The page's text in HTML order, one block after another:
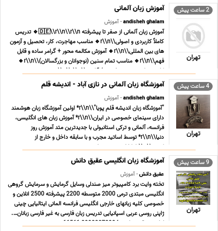
2 ساعت پیش
تهران
آموزش زبان آلمانی
andisheh ghalam- آموزش
آموزش زبان آلمانی از صفر تا پیشرفته 🇩🇪\\r\\n\\r\\n🔹 تدریس
کاملاً کاربردی و اصولی\\r\\n🔹 مناسب مهاجرت، کار، تحصیل و آزمون
های بین المللی\\r\\n🔹 آموزش مکالمه محور + گرامر ساده و قابل
فهم\\r\\n🔹 مناسب تمام سنین (نوجوانان و بزرگسالان)\\r\\n🔹
کلاس ها به صورت حضوری / آنلاین\\r\\n\\r\\n ... ...
4 ساعت پیش
تهران
آموزشگاه زبان آلمانی در نازی آباد - اندیشه قلم
andisheh ghalam- آموزش
"آموزشگاه زبان اندیشه قلم پویا"\\r\\n* اولین آموزشگاه زبان هوشمند
دارای سینمای خصوصی در ایران\\r\\n* آموزش زبان های انگلیسی،
فرانسه، آلمانی و ترکی استانبولی با جدیدترین متد آموزش روز
دنیا\\r\\n* توسط اساتید مجرب و با سابقه داخل و خارج از
کشور\\r\\nامکانات مجموعه اندیشه ... ...
9 ساعت پیش
تهران
آموزشگاه زبان انگلیسی عقیق دانش
عقیق دانش- آموزش
تخته وایت برد کامپیوتر میز صندلی وسایل گرمایش و سرمایش گروهی
انگلیسی مبتدی ترمی 2000 متوسطه 2200 پیشرفته 2500 انلاین و
خصوصی کلیه زبانهای خارجی انگلیسی فرانسه المانی ایتالیایی چینی
ژاپنی روسی عربی اسپانیایی تدریس زبان فارسی به غیر فارسی زبانان….
لولاچی عقیق دانش 09903878984 66561 ... ...